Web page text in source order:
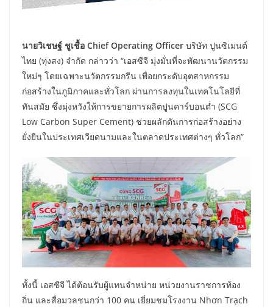
นายวิเชษฐ์ ชูเชื้อ Chief Operating Officer บริษัท ปูนซิเมนต์
ไทย (ทุ่งสง) จำกัด กล่าวว่า “เอสซีจี มุ่งมั่นที่จะพัฒนานวัตกรรม
ใหม่ๆ โดยเฉพาะนวัตกรรมกรีน เพื่อยกระดับอุตสาหกรรม
ก่อสร้างในภูมิภาคและทั่วโลก ผ่านการลงทุนในเทคโนโลยีที่
ทันสมัย ซึ่งมุ่งหวังให้การขยายการผลิตปูนคาร์บอนต่ำ (SCG
Low Carbon Super Cement) ช่วยผลักดันการก่อสร้างอย่าง
ยั่งยืนในประเทศเวียดนามและในตลาดประเทศต่างๆ ทั่วโลก”
ทั้งนี้ เอสซีจี ได้ต้อนรับผู้แทนจำหน่าย หน่วยงานราชการท้อง
ถิ่น และสื่อมวลชนกว่า 100 คน เยี่ยมชมโรงงาน Nhơn Trạch